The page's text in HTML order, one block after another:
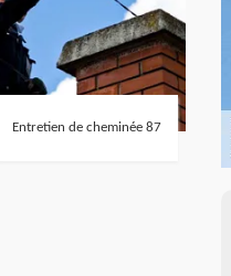
Entretien de cheminée 87